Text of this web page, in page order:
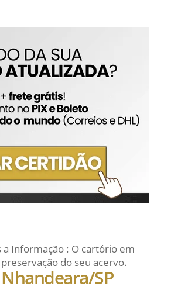
Informação : O cartório em
do seu acervo.
SP